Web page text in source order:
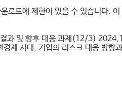
로드에 제한이 있을 수 있습니다.
과 및 향후 대응 과제(12/3)
경제 시대, 기업의 리스크 대응 방